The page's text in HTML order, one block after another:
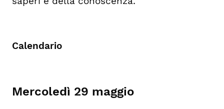
Sostenibile
l'Educazione sostenibile
Le paure dei bambini: un'emozione
Calendario
Mercoledì 29 maggio